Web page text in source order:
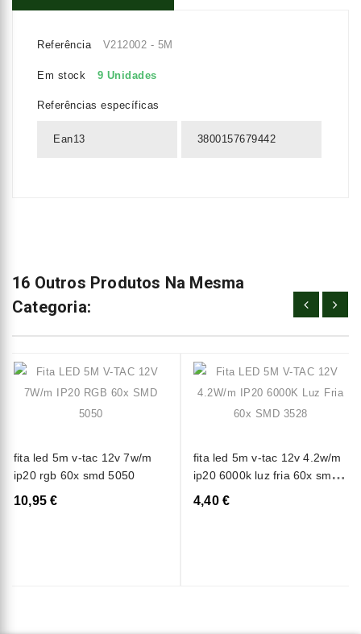
Referência V212002 - 5M
Em stock 9 Unidades
Referências específicas
Ean13 3800157679442
16 Outros Produtos Na Mesma
Categoria:
fita led 5m v-tac 12v 7w/m
ip20 rgb 60x smd 5050
10,95 €
fita led 5m v-tac 12v 4.2w/m
ip20 6000k luz fria 60x smd
3528
4,40 €